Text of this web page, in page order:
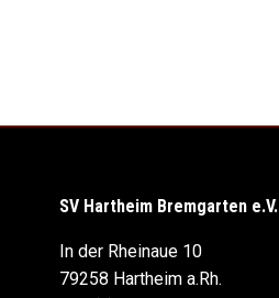
SV Hartheim Bremgarten e.V.
In der Rheinaue 10
79258 Hartheim a.Rh.